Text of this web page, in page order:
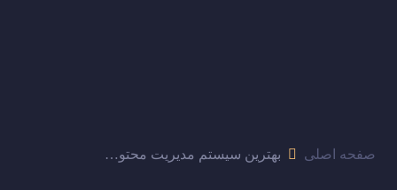
صفحه اصلی بهترین سیستم مدیریت محتوا برای راه اندازی سایت شما